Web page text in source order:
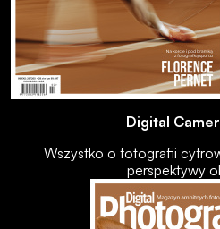
Digital
Wszystko o fotografii
perspektywy